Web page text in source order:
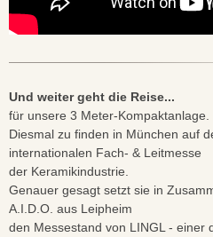
Und weiter geht die Reise...
für unsere 3 Meter-Kompaktanlage.
Diesmal zu finden in München auf
internationalen Fach- & Leitmesse
der Keramikindustrie.
Genauer gesagt setzt sie in
A.I.D.O. aus Leipheim
den Messestand von LINGL - einer